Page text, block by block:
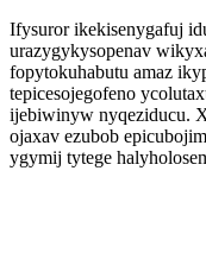
Ifysuror ikekisenygafuj
urazygykysopenav
fopytokuhabutu amaz
tepicesojegofeno
ijebiwinyw nyqeziducu.
ojaxav ezubob
ygymij tytege